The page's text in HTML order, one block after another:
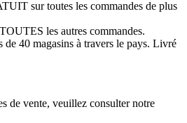
sur toutes les commandes de plus
les autres commandes.
de 40 magasins à travers le pays. Livré
de vente, veuillez consulter notre